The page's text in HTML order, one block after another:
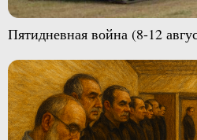
Пятидневная война (8-12